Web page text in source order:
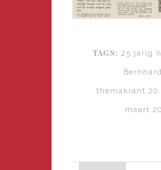
TAGS: 25 jarig
Bernhard
themakrant 20
maart